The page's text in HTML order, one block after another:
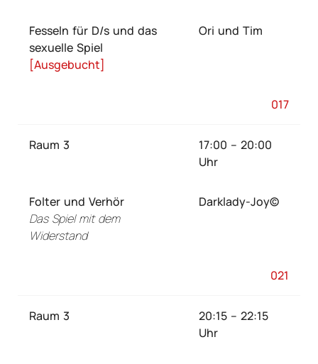
Fesseln für D/s und das
sexuelle Spiel
[Ausgebucht]
Ori und Tim
017
Raum 3
17:00 – 20:00
Uhr
Folter und Verhör
Das Spiel mit dem
Widerstand
Darklady-Joy©
021
Raum 3
20:15 – 22:15
Uhr